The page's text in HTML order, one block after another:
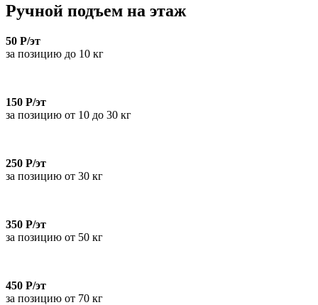
Ручной подъем на этаж
50 Р/эт
за позицию до 10 кг
150 Р/эт
за позицию от 10 до 30 кг
250 Р/эт
за позицию от 30 кг
350 Р/эт
за позицию от 50 кг
450 Р/эт
за позицию от 70 кг